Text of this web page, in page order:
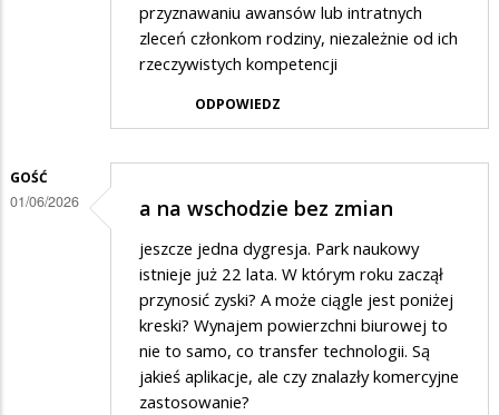
przyznawaniu awansów lub intratnych
zleceń członkom rodziny, niezależnie od ich
rzeczywistych kompetencji
ODPOWIEDZ
GOŚĆ
01/06/2026 a na wschodzie bez zmian
jeszcze jedna dygresja. Park naukowy
istnieje już 22 lata. W którym roku zaczął
przynosić zyski? A może ciągle jest poniżej
kreski? Wynajem powierzchni biurowej to
nie to samo, co transfer technologii. Są
jakieś aplikacje, ale czy znalazły komercyjne
zastosowanie?